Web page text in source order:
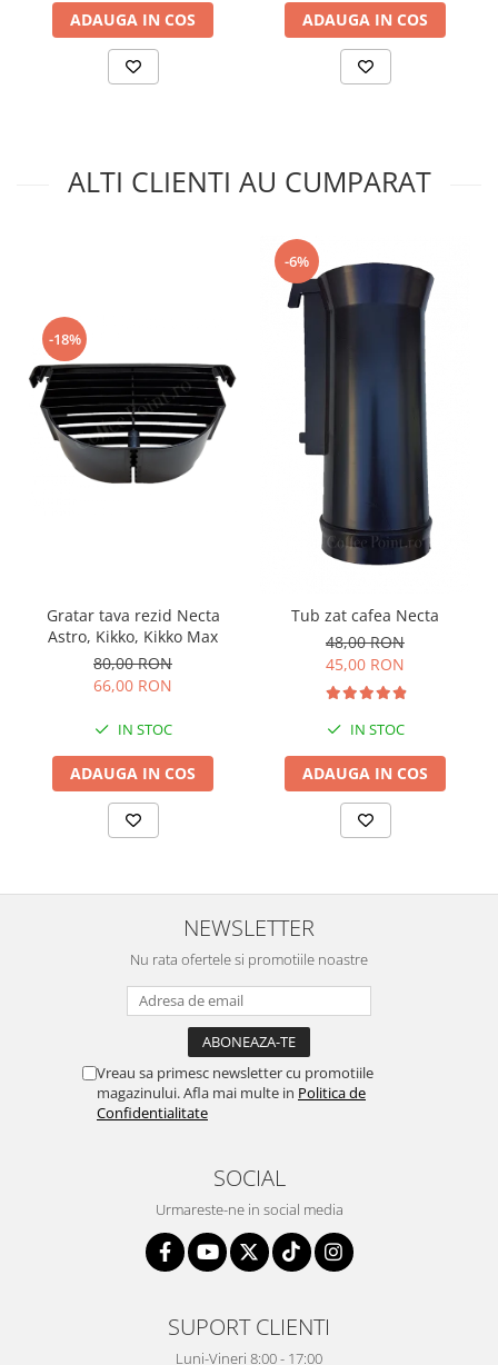
ADAUGA IN COS ADAUGA IN COS
ALTI CLIENTI AU CUMPARAT
-18%
Gratar tava rezid Necta
Astro, Kikko, Kikko Max
80,00 RON
66,00 RON
IN STOC
ADAUGA IN COS
-6%
Tub zat cafea Necta
48,00 RON
45,00 RON
IN STOC
ADAUGA IN COS
NEWSLETTER
Nu rata ofertele si promotiile noastre
Vreau sa primesc newsletter cu promotiile
magazinului. Afla mai multe in Politica de
Confidentialitate
SOCIAL
Urmareste-ne in social media
SUPORT CLIENTI
Luni-Vineri 8:00 - 17:00